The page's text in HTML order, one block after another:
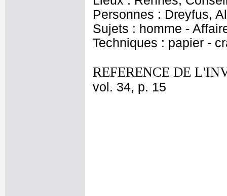
Personnes : Dreyfus,
Sujets : homme -
Techniques : papier -
REFERENCE DE
vol. 34, p. 15